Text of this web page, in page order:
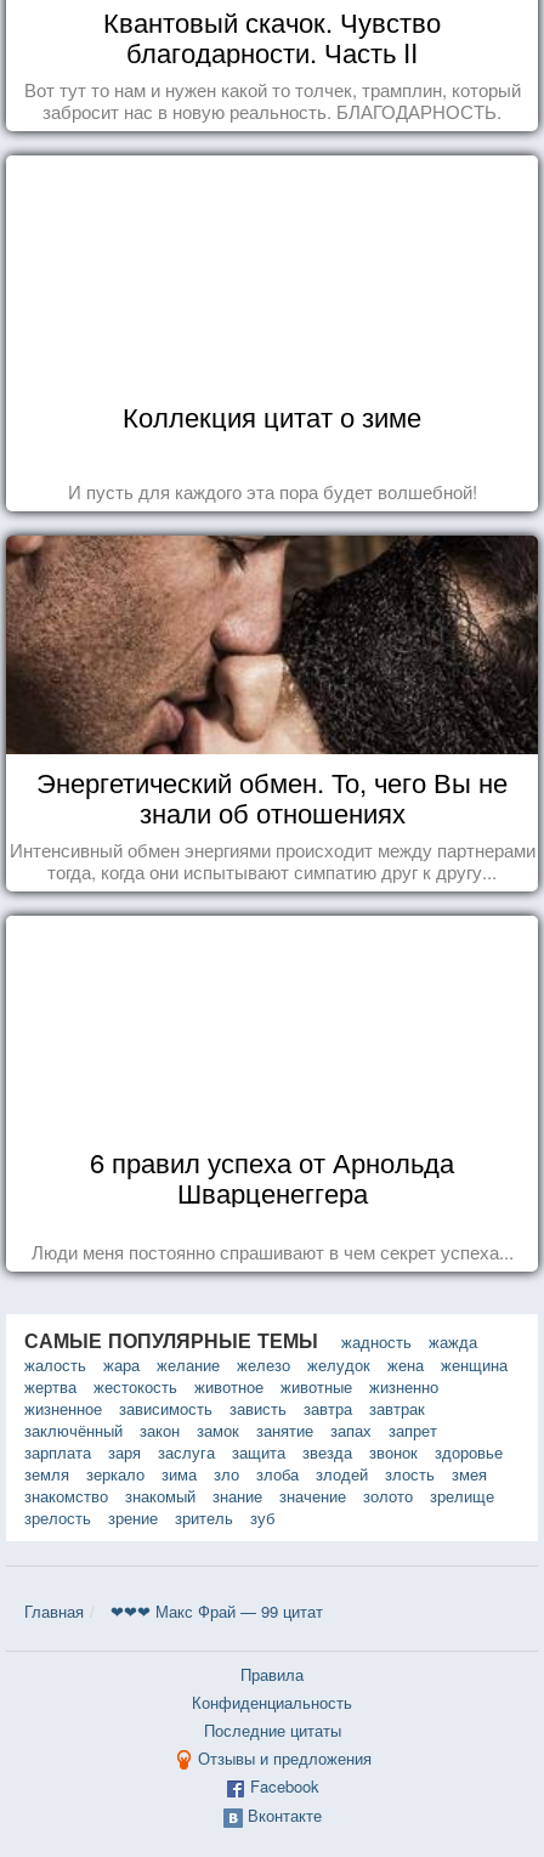
Квантовый скачок. Чувство
благодарности. Часть II
Вот тут то нам и нужен какой то толчек, трамплин, который
забросит нас в новую реальность. БЛАГОДАРНОСТЬ.
Коллекция цитат о зиме
И пусть для каждого эта пора будет волшебной!
Энергетический обмен. То, чего Вы не
знали об отношениях
Интенсивный обмен энергиями происходит между партнерами
тогда, когда они испытывают симпатию друг к другу...
6 правил успеха от Арнольда
Шварценеггера
Люди меня постоянно спрашивают в чем секрет успеха...
САМЫЕ ПОПУЛЯРНЫЕ ТЕМЫ жадность
жажда
жалость
жара желание железо желудок жена
женщина
жертва
жестокость животное животные
жизненно
жизненное
зависимость зависть завтра
завтрак
заключённый
закон замок занятие запах
запрет
зарплата
заря заслуга защита звезда звонок
здоровье
земля
зеркало зима зло злоба злодей злость
змея
знакомство
знакомый знание значение золото
зрелище
зрелость
зрение зритель зуб
Главная ❤❤❤ Макс Фрай — 99 цитат
Правила
Конфиденциальность
Последние цитаты
Отзывы и предложения
Facebook
Вконтакте